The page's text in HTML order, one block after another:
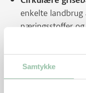
Samtykke
enkelte
næringsstoffer
recirkulerede
robotter, der